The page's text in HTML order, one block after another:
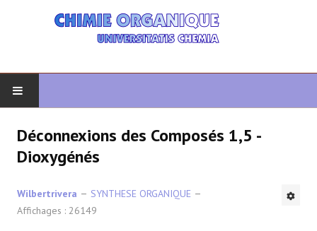
CHIMIE ORGANIQUE
ORGANIQUE AVANCÉ
Déconnexions des Composés 1,5 -
Dioxygénés
Wilbertrivera
SYNTHESE ORGANIQUE
Affichages : 26149